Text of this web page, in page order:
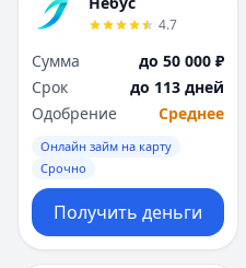
4.7
Сумма
до 50 000 ₽
Срок
до 113 дней
Одобрение
Среднее
Онлайн займ на карту
Срочно
Получить деньги